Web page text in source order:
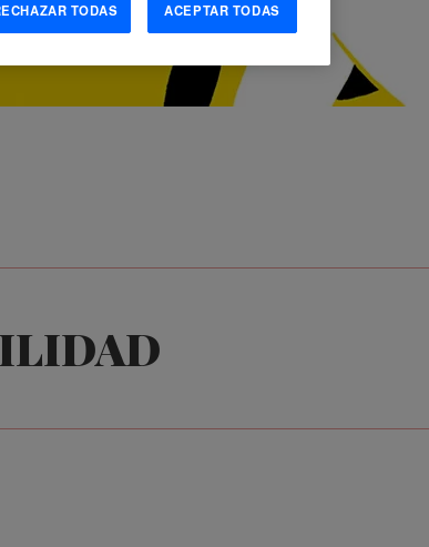
TODAS ACEPTAR TODAS